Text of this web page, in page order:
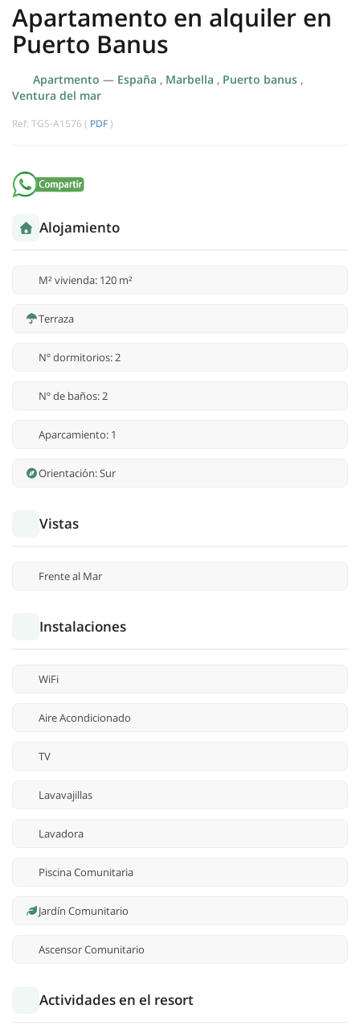
Apartamento en alquiler en
Puerto Banus
Apartmento — España , Marbella , Puerto banus ,
Ventura del mar
Ref: TGS-A1576 ( PDF )
Alojamiento
M² vivienda: 120 m²
Terraza
Nº dormitorios: 2
Nº de baños: 2
Aparcamiento: 1
Orientación: Sur
Vistas
Frente al Mar
Instalaciones
WiFi
Aire Acondicionado
TV
Lavavajillas
Lavadora
Piscina Comunitaria
Jardín Comunitario
Ascensor Comunitario
Actividades en el resort